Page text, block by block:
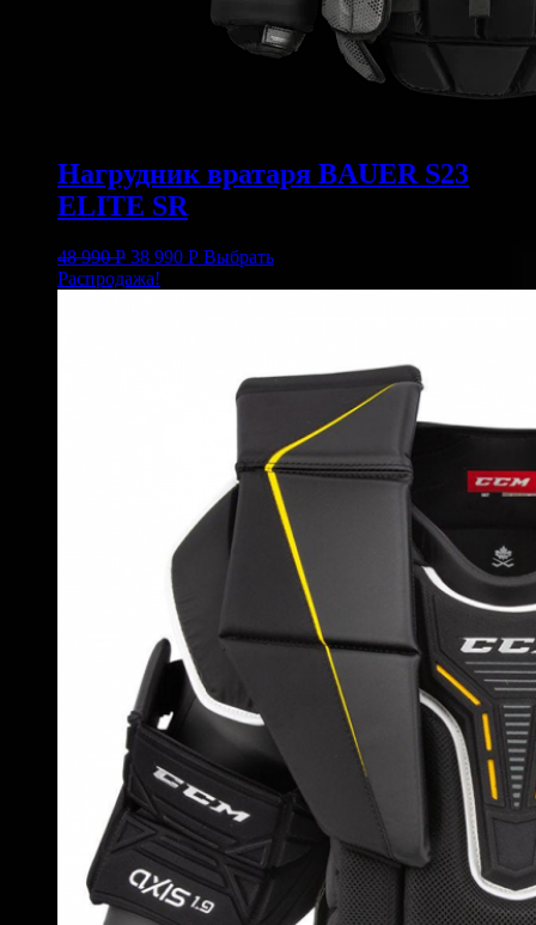
Нагрудник вратаря BAUER S23
ELITE SR
48 990Р 38 990 Р Выбрать
Распродажа!